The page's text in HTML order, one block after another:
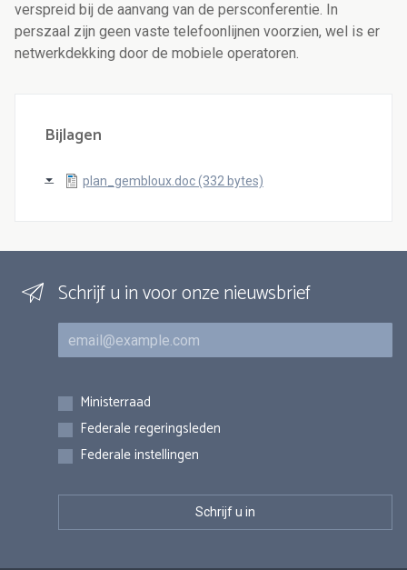
verspreid bij de aanvang van de persconferentie. In
perszaal zijn geen vaste telefoonlijnen voorzien, wel is er
netwerkdekking door de mobiele operatoren.
Bijlagen
plan_gembloux.doc (332 bytes)
Schrijf u in voor onze nieuwsbrief
E-mail
Inschrijvingen
Ministerraad
Federale regeringsleden
Federale instellingen